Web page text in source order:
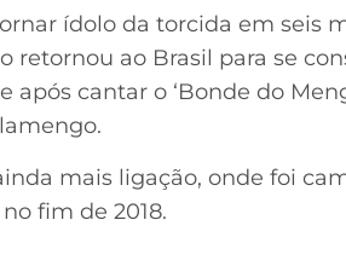
ídolo da torcida em seis
retornou ao Brasil para se
cantar o ‘Bonde do
mais ligação, onde foi
fim de 2018.